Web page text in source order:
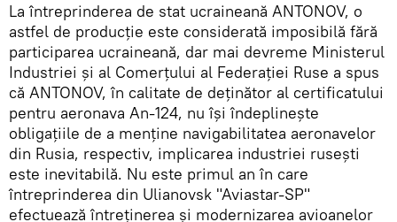
La întreprinderea de stat ucraineană ANTONOV, o
astfel de producție este considerată imposibilă fără
participarea ucraineană, dar mai devreme Ministerul
Industriei și al Comerțului al Federației Ruse a spus
că ANTONOV, în calitate de deținător al certificatului
pentru aeronava An-124, nu își îndeplinește
obligațiile de a menține navigabilitatea aeronavelor
din Rusia, respectiv, implicarea industriei rusești
este inevitabilă. Nu este primul an în care
întreprinderea din Ulianovsk "Aviastar-SP"
efectuează întreținerea și modernizarea avioanelor